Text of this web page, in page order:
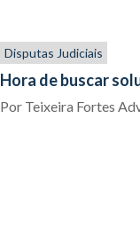
Disputas Judiciais
Hora de buscar
Por Teixeira Fortes